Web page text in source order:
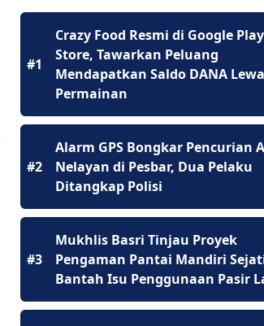
#1
Crazy Food Resmi di Google Play
Store, Tawarkan Peluang
Mendapatkan Saldo DANA
Permainan
#2
Alarm GPS Bongkar Pencurian
Nelayan di Pesbar, Dua Pelaku
Ditangkap Polisi
#3
Mukhlis Basri Tinjau Proyek
Pengaman Pantai Mandiri
Bantah Isu Penggunaan Pasir